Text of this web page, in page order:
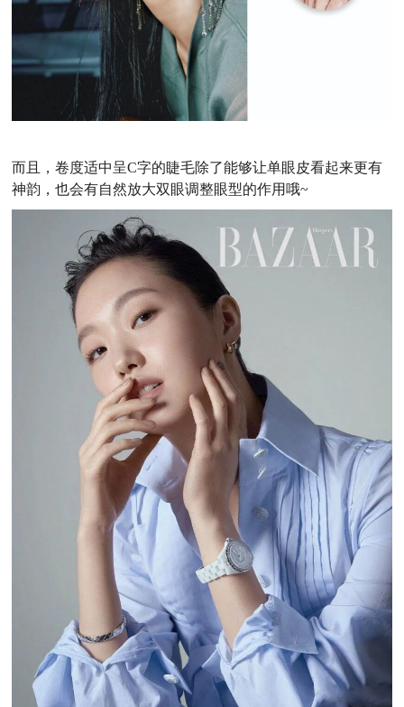
而且，卷度适中呈C字的睫毛除了能够让单眼皮看起来更有
神韵，也会有自然放大双眼调整眼型的作用哦~